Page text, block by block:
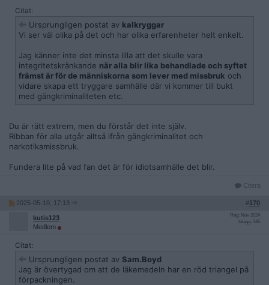
Citat:
Ursprungligen postat av kalkryggar
Vi ser väl olika på det och har olika erfarenheter helt enkelt.
Jag känner inte det minsta lilla att det skulle vara
integritetskränkande när alla blir lika behandlade och syftet
främst är för de människorna som lever med missbruk och
vidare skapa ett tryggare samhälle där vi kommer till bukt
med gängkriminaliteten etc.
Du är rätt extrem, men du förstår det inte själv.
Ribban för alla utgår alltså ifrån gängkriminalitet och
narkotikamissbruk.
Fundera lite på vad fan det är för idiotsamhälle det blir.
Citera
2025-05-10, 17:13 #170
kutis123
Medlem
Reg: Nov 2024
Inlägg: 346
Citat:
Ursprungligen postat av Sam.Boyd
Jag är övertygad om att de läkemedeln har en röd triangel på
förpackningen.